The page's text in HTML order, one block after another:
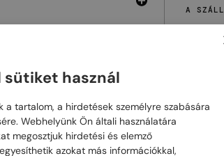
A
48/72 -25%
sütiket használ
a tartalom, a hirdetések személyre szabására
Webhelyünk Ön általi használatára
megosztjuk hirdetési és elemző
azokat más információkkal,